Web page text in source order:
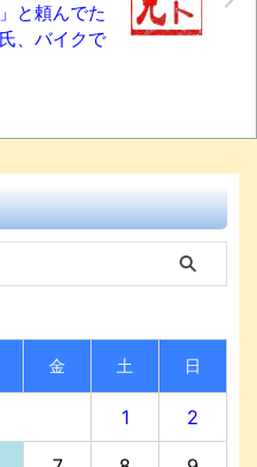
と頼んでた
、バイクで
金 土 日
1 2